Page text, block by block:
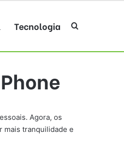
Tecnologia Procurar por
Agora, os
mais tranquilidade e